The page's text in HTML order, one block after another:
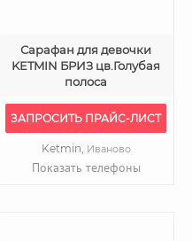
Сарафан для девочки
KETMIN БРИЗ цв.Голубая
полоса
ЗАПРОСИТЬ ПРАЙС-ЛИСТ
Ketmin, Иваново
Показать телефоны